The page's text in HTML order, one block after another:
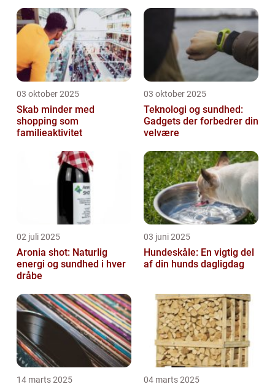
03 oktober 2025
Skab minder med
shopping som
familieaktivitet
03 oktober 2025
Teknologi og sundhed:
Gadgets der forbedrer din
velvære
02 juli 2025
Aronia shot: Naturlig
energi og sundhed i hver
dråbe
03 juni 2025
Hundeskåle: En vigtig del
af din hunds dagligdag
14 marts 2025 04 marts 2025